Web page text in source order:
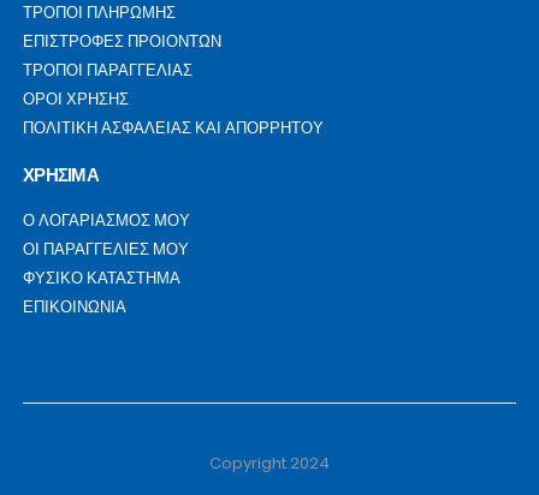
ΤΡΟΠΟΙ ΠΛΗΡΩΜΗΣ
ΕΠΙΣΤΡΟΦΕΣ ΠΡΟΙΟΝΤΩΝ
ΤΡΟΠΟΙ ΠΑΡΑΓΓΕΛΙΑΣ
ΟΡΟΙ ΧΡΗΣΗΣ
ΠΟΛΙΤΙΚΗ ΑΣΦΑΛΕΙΑΣ ΚΑΙ ΑΠΟΡΡΗΤΟΥ
ΧΡΗΣΙΜΑ
Ο ΛΟΓΑΡΙΑΣΜΟΣ ΜΟΥ
ΟΙ ΠΑΡΑΓΓΕΛΙΕΣ ΜΟΥ
ΦΥΣΙΚΟ ΚΑΤΑΣΤΗΜΑ
ΕΠΙΚΟΙΝΩΝΙΑ
Copyright 2024